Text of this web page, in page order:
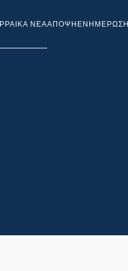
ΝΕΑΑΠΟΨΗ ΕΝΗΜΕΡΩΣΗ